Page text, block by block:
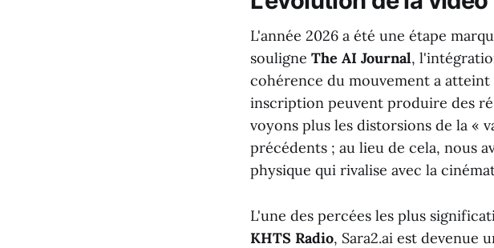
L'année 2026 a été une étape
souligne The AI Journal,
cohérence du mouvement a
inscription peuvent produire des
voyons plus les distorsions de la «
précédents ; au lieu de cela, nous
physique qui rivalise avec la
L'une des percées les plus
KHTS Radio, Sara2.ai est